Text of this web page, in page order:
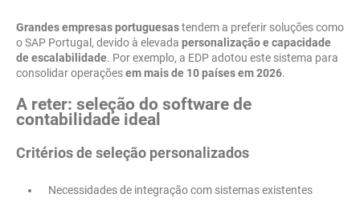
Grandes empresas portuguesastendem a preferir soluções como
o SAP Portugal, devido à elevada personalização e capacidade
de escalabilidade. Por exemplo, a EDP adotou este sistema para
consolidar operaçõesem mais de 10 países em 2026.
A reter: seleção do software de
contabilidade ideal
Critérios de seleção personalizados
Necessidades de integração com sistemas existentes